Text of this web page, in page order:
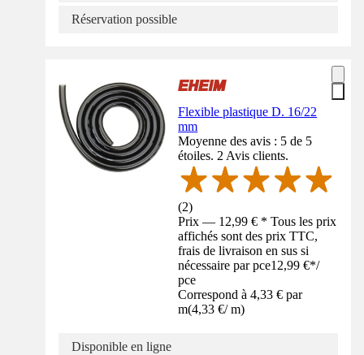
Réservation possible
Flexible plastique D. 16/22
mm
Moyenne des avis : 5 de 5
étoiles. 2 Avis clients.
(2)
Prix — 12,99 € * Tous les prix
affichés sont des prix TTC,
frais de livraison en sus si
nécessaire par pce12,99 €*/
pce
Correspond à 4,33 € par
m(4,33 €/ m)
Disponible en ligne